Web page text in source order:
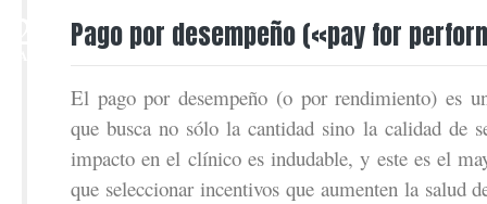
Pago por desempeño («pay for
El pago por desempeño (o por rendimiento) es
que busca no sólo la cantidad sino la calidad de
impacto en el clínico es indudable, y este es el
que seleccionar incentivos que aumenten la salud